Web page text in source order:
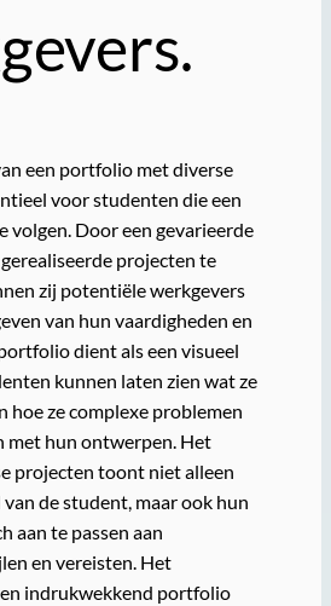
een portfolio met diverse
voor studenten die een
volgen. Door een gevarieerde
projecten te
zij potentiële werkgevers
van hun vaardigheden en
dient als een visueel
kunnen laten zien wat ze
hoe ze complexe problemen
met hun ontwerpen. Het
projecten toont niet alleen
de student, maar ook hun
aan te passen aan
en vereisten. Het
indrukwekkend portfolio